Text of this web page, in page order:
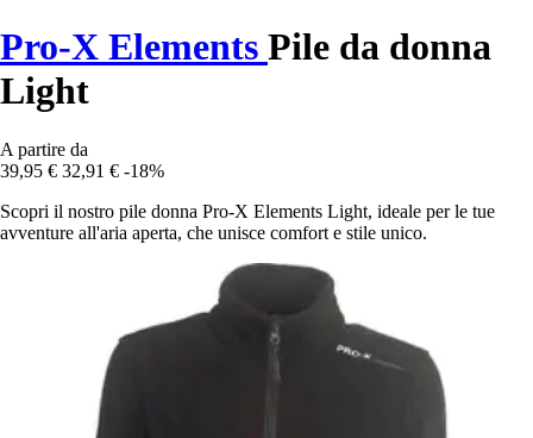
Pro-X Elements Pile da donna
Light
A partire da
39,95 € 32,91 € -18%
Scopri il nostro pile donna Pro-X Elements Light, ideale per le tue
avventure all'aria aperta, che unisce comfort e stile unico.